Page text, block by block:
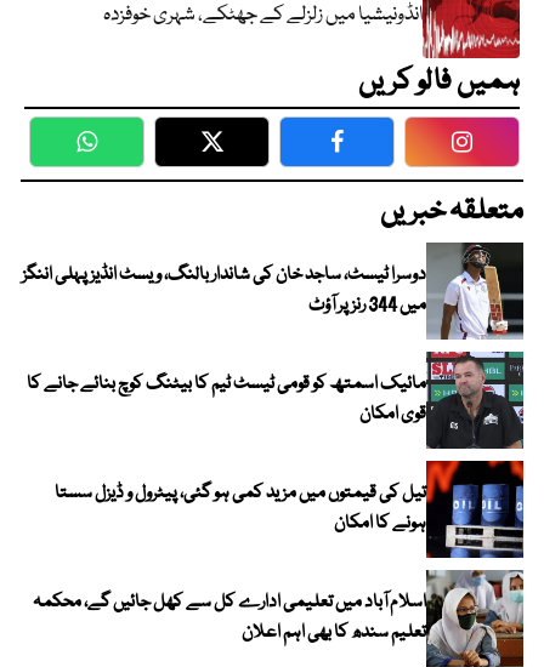
انڈونیشیا میں زلزلے کے جھٹکے، شہری خوفزدہ
ہمیں فالو کریں
WhatsApp Twitter Facebook
متعلقہ خبریں
دوسرا ٹیسٹ، ساجد خان کی شاندار بالنگ، ویسٹ انڈیز پہلی اننگز
میں 344 رنز پر آؤٹ
مائیک اسمتھ کو قومی ٹیسٹ ٹیم کا بیٹنگ کوچ بنائے جانے کا
قوی امکان
تیل کی قیمتوں میں مزید کمی ہو گئی، پیٹرول و ڈیزل سستا
ہونے کا امکان
اسلام آباد میں تعلیمی ادارے کل سے کھل جائیں گے، محکمہ
تعلیم سندھ کا بھی اہم اعلان